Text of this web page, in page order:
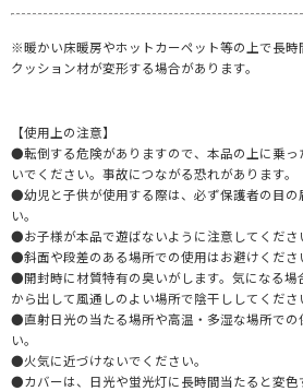
※暖かい床暖房やホットカーペット等の上で長
クッション材が変形する場合があります。
【使用上の注意】
●転倒する危険がありますので、本品の上に乗っ
いでください。事故につながる恐れがあります。
●幼児と子供が使用する際は、必ず保護者の目の
い。
●お子様が本品で遊ばないように注意してくださ
●斜面や段差のある場所での使用はお避けくださ
●開封時に材質特有の臭いがします。気になる場
から出して風通しのよい場所で陰干ししてくださ
●直射日光の当たる場所や高温・多湿な場所での
い。
●火気に近づけないでください。
●カバーは、日光や蛍光灯に長時間当たると変色